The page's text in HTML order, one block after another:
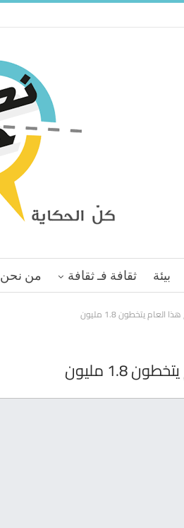
بيئة ثقافة فـ ثقافة من نحن
يتخطون 1.8 مليون
مليون